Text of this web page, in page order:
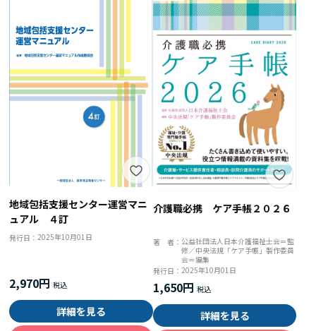
地域包括支援センター運営マニ
ュアル ４訂
発行日：2025年10月01日
2,970円
詳細を見る
介護職必携 ケア手帳２０２６
著 者： 公益社団法人日本介護福祉士会＝監
修／中央法規「ケア手帳」製作委員
会＝編集
発行日： 2025年10月01日
1,650円
詳細を見る